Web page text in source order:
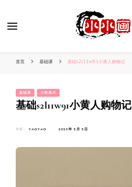
首页 基础课 基础s2l11w91小黄人购物记
基础课 小熊美术
基础s2l11w91小黄人购物记
作者： YAOYAO 2023年 5月 5日